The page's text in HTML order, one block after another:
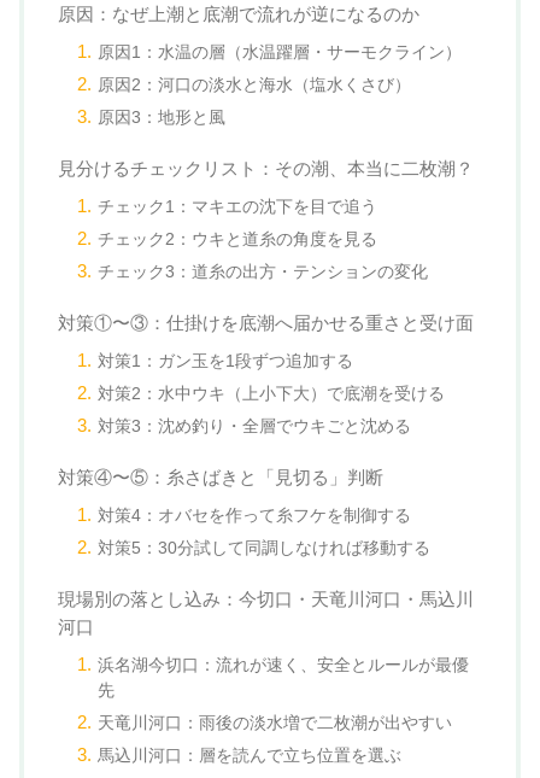
原因：なぜ上潮と底潮で流れが逆になるのか
原因1：水温の層（水温躍層・サーモクライン）
原因2：河口の淡水と海水（塩水くさび）
原因3：地形と風
見分けるチェックリスト：その潮、本当に二枚潮？
チェック1：マキエの沈下を目で追う
チェック2：ウキと道糸の角度を見る
チェック3：道糸の出方・テンションの変化
対策①〜③：仕掛けを底潮へ届かせる重さと受け面
対策1：ガン玉を1段ずつ追加する
対策2：水中ウキ（上小下大）で底潮を受ける
対策3：沈め釣り・全層でウキごと沈める
対策④〜⑤：糸さばきと「見切る」判断
対策4：オバセを作って糸フケを制御する
対策5：30分試して同調しなければ移動する
現場別の落とし込み：今切口・天竜川河口・馬込川
河口
浜名湖今切口：流れが速く、安全とルールが最優
先
天竜川河口：雨後の淡水増で二枚潮が出やすい
馬込川河口：層を読んで立ち位置を選ぶ